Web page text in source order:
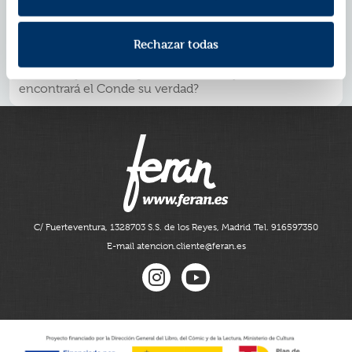
Rechazar todas
astuto y dotado de la más refinada ironía. Poco a poco,
que le introduce ladinamente el Marqués, poblado de
encontrará el Conde su verdad?
C/ Fuerteventura, 1328703 S.S. de los Reyes, Madrid Tel. 916597350
E-mail atencion.cliente@feran.es